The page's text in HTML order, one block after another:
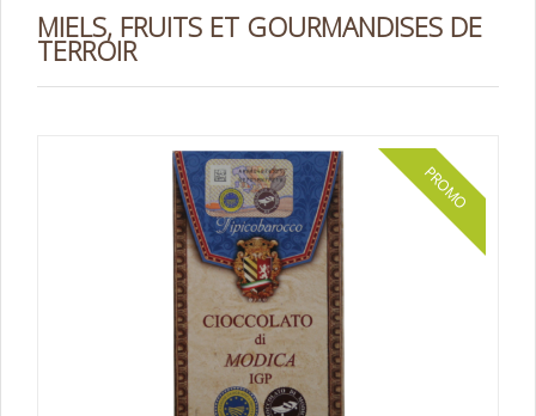
MIELS, FRUITS ET GOURMANDISES DE
TERROIR
PROMO